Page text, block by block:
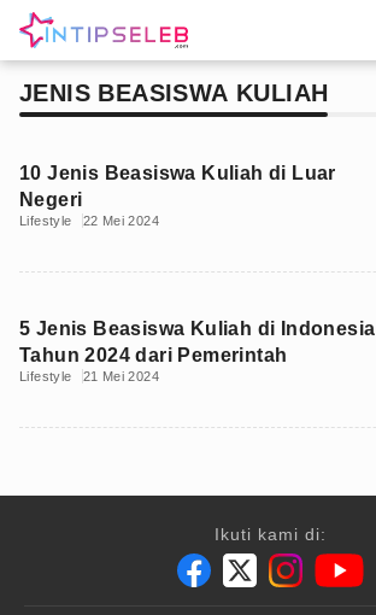
JENIS BEASISWA KULIAH
10 Jenis Beasiswa Kuliah di Luar
Negeri
Lifestyle 22 Mei 2024
5 Jenis Beasiswa Kuliah di Indonesia
Tahun 2024 dari Pemerintah
Lifestyle 21 Mei 2024
Ikuti kami di: